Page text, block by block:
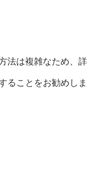
法は複雑なため、詳
ることをお勧めしま